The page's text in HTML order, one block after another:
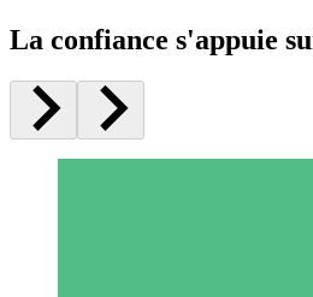
La confiance s'appuie